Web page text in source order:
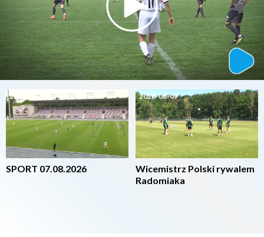
2026-08-07
SPORT 07.08.2026
2026-08-07
Wicemistrz Polski rywalem
Radomiaka